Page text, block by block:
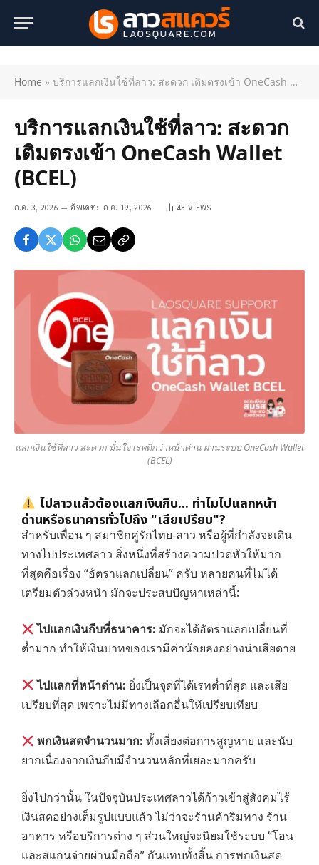
Home » บริการแลกเงินใช้ที่ลาว: สะดวก เติมตรงเข้า OneCash Wallet (BCEL)
บริการแลกเงินใช้ที่ลาว: สะดวก
เติมตรงเข้า OneCash Wallet
(BCEL)
ก.ค. 3, 2026 อัพเดท: ก.ค. 19, 2026 43 VIEWS
แลกเงินใช้ที่ลาว สะดวก มั่นใจ เรทดีกว่าหน้าด่าน ผ่านระบบ OneCash Wallet
(BCEL)
ไปลาวแล้วต้องแลกเงินกีบ... ทำไมไปแลกหน้า
ด่านหรือธนาคารทั่วไปถึง "เสียเปรียบ"?
สำหรับเพื่อน ๆ สมาชิกคู่รักไทย-ลาว หรือผู้ที่กำลังจะเดิน
ทางไปประเทศลาว สิ่งหนึ่งที่สร้างความปวดหัวให้มาก
ที่สุดคือเรื่อง “อัตราแลกเปลี่ยน” ครับ หลายคนที่ไม่ได้
เตรียมตัวล่วงหน้า มักจะประสบปัญหาเหล่านี้:
ไปแลกเงินกีบที่ธนาคาร: มักจะได้อัตราแลกเปลี่ยนที่
ต่ำมาก ทำให้เงินบาทของเรามีค่าน้อยลงอย่างน่าเสียดาย
ไปแลกที่หน้าด่าน: ยิ่งเป็นจุดที่ได้เรทต่ำที่สุด และเสีย
เปรียบที่สุด เพราะไม่มีทางเลือกอื่นให้เปรียบเทียบ
พกเงินสดจำนวนมาก: ทั้งเสี่ยงต่อการสูญหาย และนับ
ยากเนื่องจากเงินกีบมีจำนวนหลักที่เยอะมากครับ
ยิ่งไปกว่านั้น ในปัจจุบันประเทศลาวได้ก้าวเข้าสู่สังคมไร้
เงินสดอย่างเต็มรูปแบบแล้ว ไม่ว่าจะร้านค้าริมทาง ร้าน
อาหาร หรือบริการต่าง ๆ ส่วนใหญ่จะนิยมใช้ระบบ “โอน
และสแกนจ่ายผ่านมือถือ” กันแทบทั้งสิ้น การพกเงินสด